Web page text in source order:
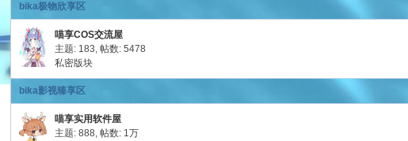
bika极物欣享区
喵享COS交流屋
主题: 183,帖数: 5478
私密版块
bika影视臻享区
喵享实用软件屋
主题: 888,帖数: 1万